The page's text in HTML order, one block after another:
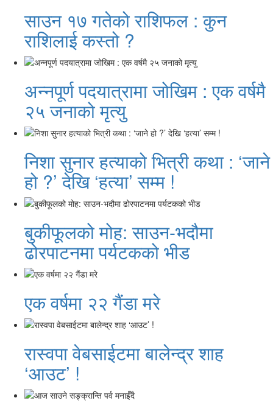
साउन १७ गतेको राशिफल : कुन
राशिलाई कस्तो ?
अन्नपूर्ण पदयात्रामा जोखिम : एक वर्षमै
२५ जनाको मृत्यु
निशा सुनार हत्याको भित्री कथा : ‘जाने
हो ?’ देखि ‘हत्या’ सम्म !
बुकीफूलको मोह: साउन-भदौमा
ढोरपाटनमा पर्यटकको भीड
एक वर्षमा २२ गैंडा मरे
रास्वपा वेबसाईटमा बालेन्द्र शाह
‘आउट’ !